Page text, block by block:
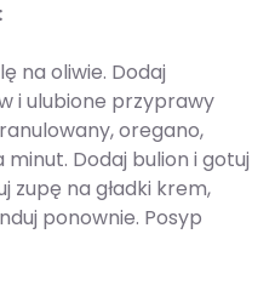
na oliwie. Dodaj
i ulubione przyprawy
oregano,
minut. Dodaj bulion i gotuj
zupę na gładki krem,
ponownie. Posyp